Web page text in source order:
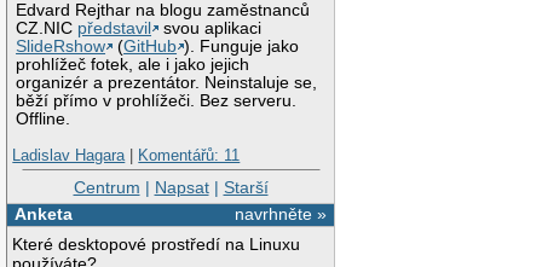
Edvard Rejthar na blogu zaměstnanců
CZ.NIC představil
svou aplikaci
SlideRshow
(GitHub ). Funguje jako
prohlížeč fotek, ale i jako jejich
organizér a prezentátor. Neinstaluje se,
běží přímo v prohlížeči. Bez serveru.
Offline.
Ladislav Hagara| Komentářů: 11
Centrum | Napsat| Starší
navrhněte »
Anketa
Které desktopové prostředí na Linuxu